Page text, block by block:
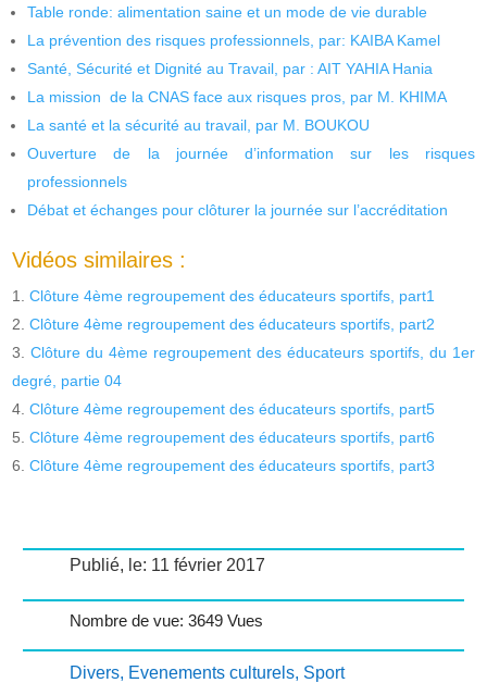
Table ronde: alimentation saine et un mode de vie durable
La prévention des risques professionnels, par: KAIBA Kamel
Santé, Sécurité et Dignité au Travail, par : AIT YAHIA Hania
La mission de la CNAS face aux risques pros, par M. KHIMA
La santé et la sécurité au travail, par M. BOUKOU
Ouverture de la journée d’information sur les risques
professionnels
Débat et échanges pour clôturer la journée sur l’accréditation
Vidéos similaires :
Clôture 4ème regroupement des éducateurs sportifs, part1
Clôture 4ème regroupement des éducateurs sportifs, part2
Clôture du 4ème regroupement des éducateurs sportifs, du 1er
degré, partie 04
Clôture 4ème regroupement des éducateurs sportifs, part5
Clôture 4ème regroupement des éducateurs sportifs, part6
Clôture 4ème regroupement des éducateurs sportifs, part3
Publié, le: 11 février 2017
Nombre de vue: 3649 Vues
Divers, Evenements culturels, Sport